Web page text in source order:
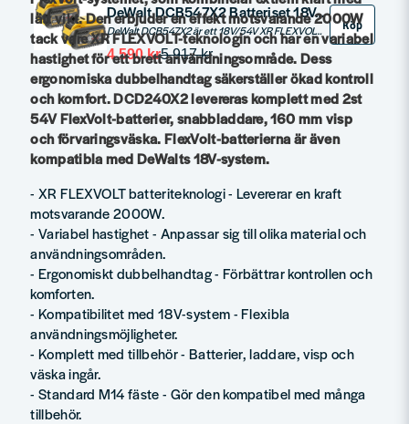
DeWalt DCB547X2 Batteriset 18V/54V XR FV (2x9,0Ah)
DeWalt DCB547X2 är ett 18V/54V XR FLEXVOLT batteriset som automatiskt anpassar spänningen efter verktyget du använder. Med inbyggd LED-laddningsindikator och kompatibilitet med alla 54V XR FLEXVOLT- och 18V XR-verktyg och laddare, levererar batteriet maximal körtid och prestanda.
5 917 kr
4 590 kr
Köp
lätt vikt. Den erbjuder en effekt motsvarande 2000W
tack vare XR FLEXVOLT-teknologin och har en variabel
hastighet för ett brett användningsområde. Dess
ergonomiska dubbelhandtag säkerställer ökad kontroll
och komfort. DCD240X2 levereras komplett med 2st
54V FlexVolt-batterier, snabbladdare, 160 mm visp
och förvaringsväska. FlexVolt-batterierna är även
kompatibla med DeWalts 18V-system.
- XR FLEXVOLT batteriteknologi - Levererar en kraft
motsvarande 2000W.
- Variabel hastighet - Anpassar sig till olika material och
användningsområden.
- Ergonomiskt dubbelhandtag - Förbättrar kontrollen och
komforten.
- Kompatibilitet med 18V-system - Flexibla
användningsmöjligheter.
- Komplett med tillbehör - Batterier, laddare, visp och
väska ingår.
- Standard M14 fäste - Gör den kompatibel med många
tillbehör.